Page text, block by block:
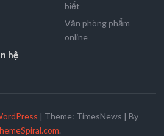
biết
Văn phòng phẩm
online
hệ
| Theme: TimesNews | By
.